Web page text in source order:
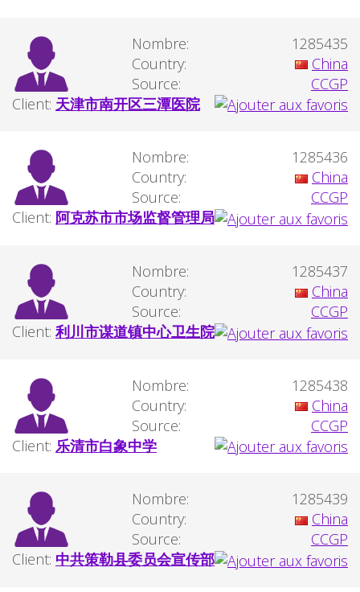
Nombre:
1285435
Country:
China
Source:
CCGP
Client: 天津市南开区三潭医院
Nombre:
1285436
Country:
China
Source:
CCGP
Client: 阿克苏市市场监督管理局
Nombre:
1285437
Country:
China
Source:
CCGP
Client:利川市谋道镇中心卫生院
Nombre:
1285438
Country:
China
Source:
CCGP
Client: 乐清市白象中学
Nombre:
1285439
Country:
China
Source:
CCGP
Client: 中共策勒县委员会宣传部